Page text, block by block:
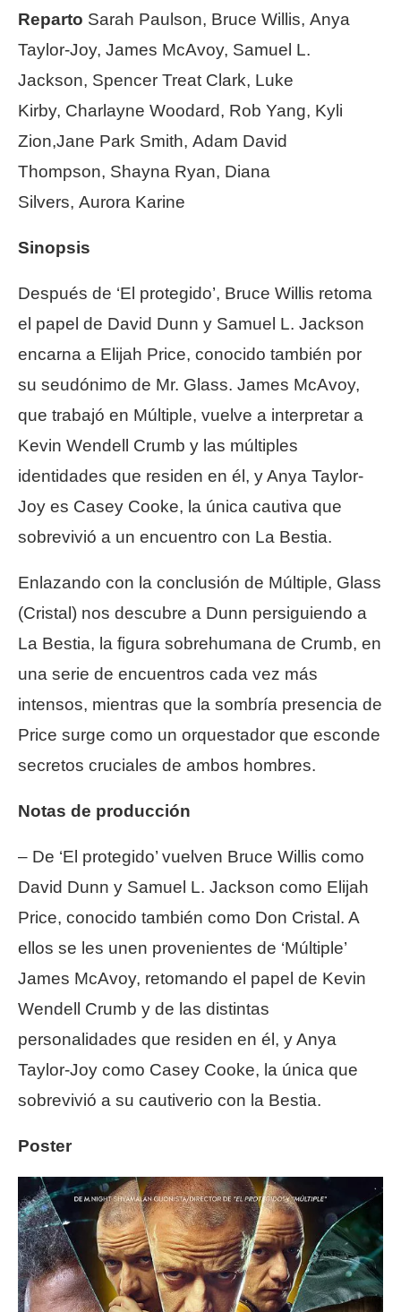
Reparto Sarah Paulson, Bruce Willis, Anya
Taylor-Joy, James McAvoy, Samuel L.
Jackson, Spencer Treat Clark, Luke
Kirby, Charlayne Woodard, Rob Yang, Kyli
Zion,Jane Park Smith, Adam David
Thompson, Shayna Ryan, Diana
Silvers, Aurora Karine
Sinopsis
Después de ‘El protegido’, Bruce Willis retoma
el papel de David Dunn y Samuel L. Jackson
encarna a Elijah Price, conocido también por
su seudónimo de Mr. Glass. James McAvoy,
que trabajó en Múltiple, vuelve a interpretar a
Kevin Wendell Crumb y las múltiples
identidades que residen en él, y Anya Taylor-
Joy es Casey Cooke, la única cautiva que
sobrevivió a un encuentro con La Bestia.
Enlazando con la conclusión de Múltiple, Glass
(Cristal) nos descubre a Dunn persiguiendo a
La Bestia, la figura sobrehumana de Crumb, en
una serie de encuentros cada vez más
intensos, mientras que la sombría presencia de
Price surge como un orquestador que esconde
secretos cruciales de ambos hombres.
Notas de producción
– De ‘El protegido’ vuelven Bruce Willis como
David Dunn y Samuel L. Jackson como Elijah
Price, conocido también como Don Cristal. A
ellos se les unen provenientes de ‘Múltiple’
James McAvoy, retomando el papel de Kevin
Wendell Crumb y de las distintas
personalidades que residen en él, y Anya
Taylor-Joy como Casey Cooke, la única que
sobrevivió a su cautiverio con la Bestia.
Poster